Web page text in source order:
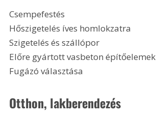
Csempefestés
Hőszigetelés íves homlokzatra
Szigetelés és szállópor
Előre gyártott vasbeton építőelemek
Fugázó választása
Otthon, lakberendezés